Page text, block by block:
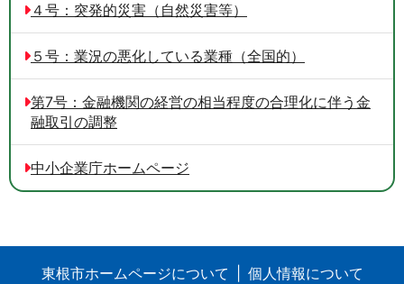
４号：突発的災害（自然災害等）
５号：業況の悪化している業種（全国的）
第7号：金融機関の経営の相当程度の合理化に伴う金
融取引の調整
中小企業庁ホームページ
東根市ホームページについて
個人情報について